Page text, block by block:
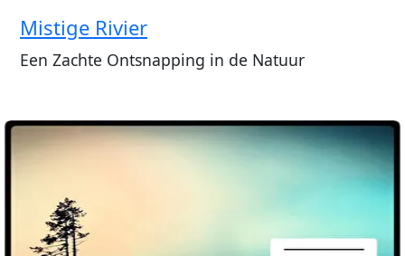
Mistige Rivier
Een Zachte Ontsnapping in de Natuur